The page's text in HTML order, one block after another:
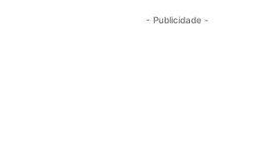
- Publicidade -